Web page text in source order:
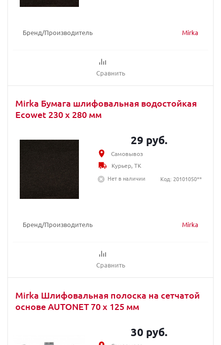
Бренд/Производитель Mirka
Сравнить
Mirka Бумага шлифовальная водостойкая
Ecowet 230 x 280 мм
Бренд/Производитель Mirka
Сравнить
29 руб.
Самовывоз
Курьер, ТК
Нет в наличии
Код: 20101050**
Mirka Шлифовальная полоска на сетчатой
основе AUTONET 70 x 125 мм
30 руб.